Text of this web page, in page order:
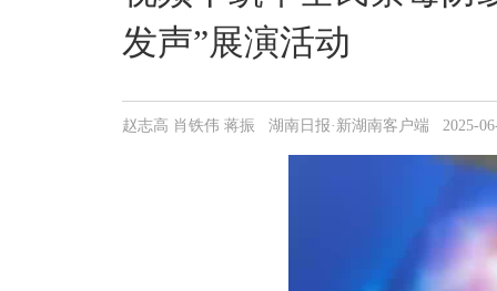
发声”展演活动
赵志高 肖铁伟 蒋振 湖南日报·新湖南客户端 2025-